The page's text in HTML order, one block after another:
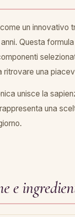
un innovativo
Questa
ritrovare una
unisce la
una
e